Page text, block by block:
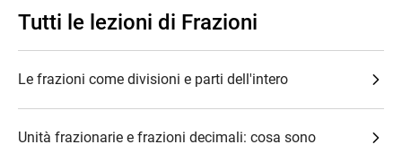
Tutti le lezioni di Frazioni
Le frazioni come divisioni e parti dell'intero
Unità frazionarie e frazioni decimali: cosa sono